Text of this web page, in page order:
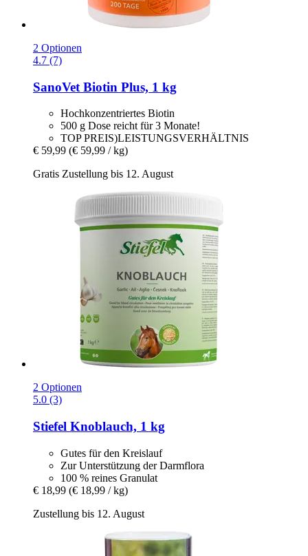
2 Optionen
4.7 (7)
SanoVet Biotin Plus, 1 kg
Hochkonzentriertes Biotin
500 g Dose reicht für 3 Monate!
TOP PREIS)LEISTUNGSVERHÄLTNIS
€ 59,99 (€ 59,99 / kg)
Gratis Zustellung bis 12. August
2 Optionen
5.0 (3)
Stiefel Knoblauch, 1 kg
Gutes für den Kreislauf
Zur Unterstützung der Darmflora
100 % reines Granulat
€ 18,99 (€ 18,99 / kg)
Zustellung bis 12. August